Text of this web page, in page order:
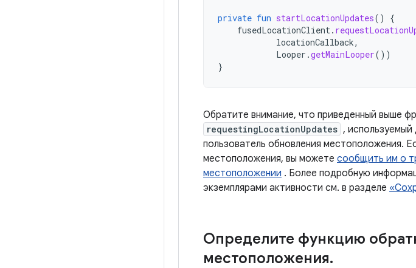
private fun startLocationUpdates()
{
fusedLocationClient.
locationCallback,
Looper .getMainLooper())
}
Обратите внимание, что приведенный выше
requestingLocationUpdates , используемый
пользователь обновления местоположения.
местоположения, вы можете сообщить им о
местоположении . Более подробную
экземплярами активности см. в разделе
Определите функцию
местоположения.